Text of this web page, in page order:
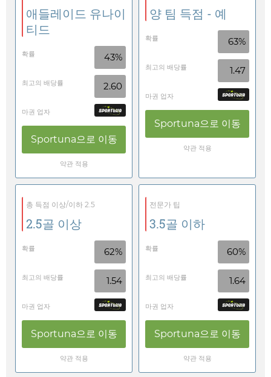
애들레이드 유나이
티드
확률 43%
최고의 배당률 2.60
마권 업자
Sportuna으로 이동
약관 적용
양 팀 득점 - 예
확률 63%
최고의 배당률 1.47
마권 업자
Sportuna으로 이동
약관 적용
총 득점 이상/이하 2.5
2.5골 이상
확률 62%
최고의 배당률 1.54
마권 업자
Sportuna으로 이동
약관 적용
전문가 팁
3.5골 이하
확률 60%
최고의 배당률 1.64
마권 업자
Sportuna으로 이동
약관 적용